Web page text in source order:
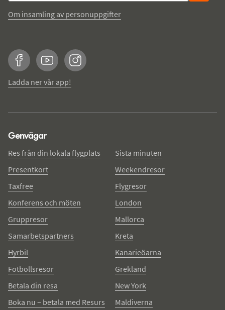
Om insamling av personuppgifter
FacebookYouTubeInstagram
Ladda ner vår app!
Genvägar
Res från din lokala flygplats
Presentkort
Taxfree
Konferens och möten
Gruppresor
Samarbetspartners
Hyrbil
Fotbollsresor
Betala din resa
Boka nu – betala med Resurs
Sista minuten
Weekendresor
Flygresor
London
Mallorca
Kreta
Kanarieöarna
Grekland
New York
Maldiverna